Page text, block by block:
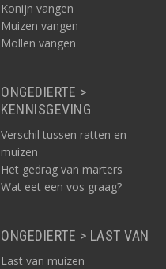
Konijn vangen
Muizen vangen
Mollen vangen
ONGEDIERTE >
KENNISGEVING
Verschil tussen ratten en
muizen
Het gedrag van marters
Wat eet een vos graag?
ONGEDIERTE > LAST VAN
Last van muizen